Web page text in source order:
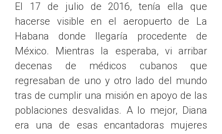
El 17 de julio de 2016, tenía ella que
hacerse visible en el aeropuerto de La
Habana donde llegaría procedente de
México. Mientras la esperaba, vi arribar
decenas de médicos cubanos que
regresaban de uno y otro lado del mundo
tras de cumplir una misión en apoyo de las
poblaciones desvalidas. A lo mejor, Diana
era una de esas encantadoras mujeres